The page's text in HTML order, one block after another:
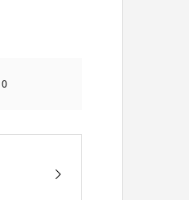
0